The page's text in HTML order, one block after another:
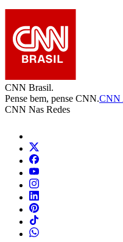
CNN Brasil.
Pense bem, pense CNN.CNN
CNN Nas Redes